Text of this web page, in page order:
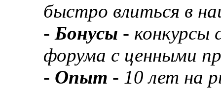
быстро влиться в
- Бонусы - конкурсы
форума с ценными
- Опыт - 10 лет на